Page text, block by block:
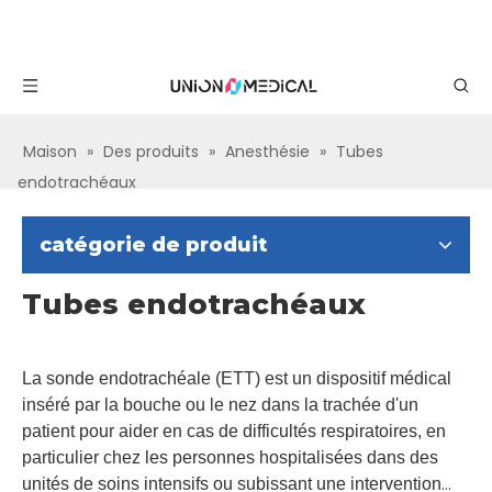
Maison » Des produits » Anesthésie » Tubes
endotrachéaux
catégorie de produit
Tubes endotrachéaux
La sonde endotrachéale (ETT) est un dispositif médical
inséré par la bouche ou le nez dans la trachée d'un
patient pour aider en cas de difficultés respiratoires, en
particulier chez les personnes hospitalisées dans des
unités de soins intensifs ou subissant une intervention